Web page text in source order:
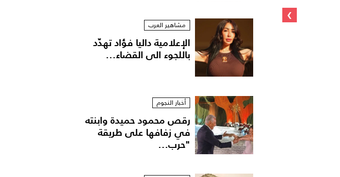
› مشاهير العرب
الإعلامية داليا فؤاد تهدّد
باللجوء الى القضاء...
أخبار النجوم
رقص محمود حميدة وابنته
في زفافها على طريقة
"حرب...